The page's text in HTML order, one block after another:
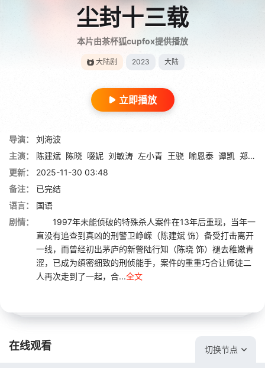
尘封十三载
本片由茶杯狐cupfox提供播放
大陆剧 2023 大陆
立即播放
导演：
刘海波
主演：
陈建斌 陈晓 啜妮 刘敏涛 左小青 王骁 喻恩泰 谭凯 郑奇
更新：
2025-11-30 03:48
备注：
已完结
语言：
国语
剧情：
1997年未能侦破的特殊杀人案件在13年后重现，当年一
直没有追查到真凶的刑警卫峥嵘（陈建斌 饰）备受打击离开
一线，而曾经初出茅庐的新警陆行知（陈晓 饰）褪去稚嫩青
涩，已成为缜密细致的刑侦能手，案件的重重巧合让师徒二
人再次走到了一起，合...全文
在线观看 切换节点